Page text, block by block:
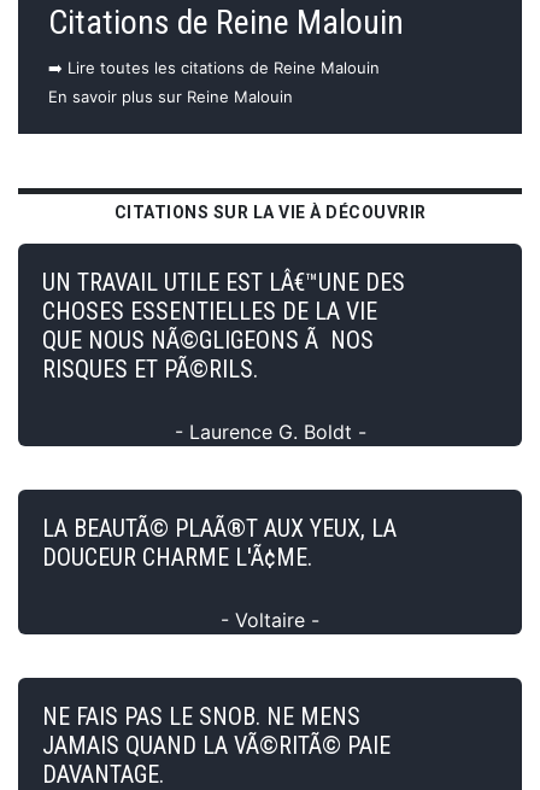
Citations de Reine Malouin
➡️ Lire toutes les citations de Reine Malouin
En savoir plus sur Reine Malouin
CITATIONS SUR LA VIE À DÉCOUVRIR
UN TRAVAIL UTILE EST LÂ€™UNE DES
CHOSES ESSENTIELLES DE LA VIE
QUE NOUS NÃ©GLIGEONS Ã NOS
RISQUES ET PÃ©RILS.
- Laurence G. Boldt -
LA BEAUTÃ© PLAÃ®T AUX YEUX, LA
DOUCEUR CHARME L'Ã¢ME.
- Voltaire -
NE FAIS PAS LE SNOB. NE MENS
JAMAIS QUAND LA VÃ©RITÃ© PAIE
DAVANTAGE.